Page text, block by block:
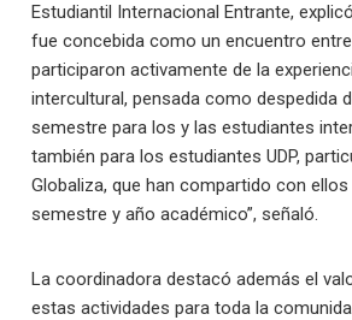
Estudiantil Internacional Entrante,
fue concebida como un encuentro
participaron activamente de la
intercultural, pensada como despedida
semestre para los y las estudiantes
también para los estudiantes UDP,
Globaliza, que han compartido con
semestre y año académico”, señaló.
La coordinadora destacó además el
estas actividades para toda la